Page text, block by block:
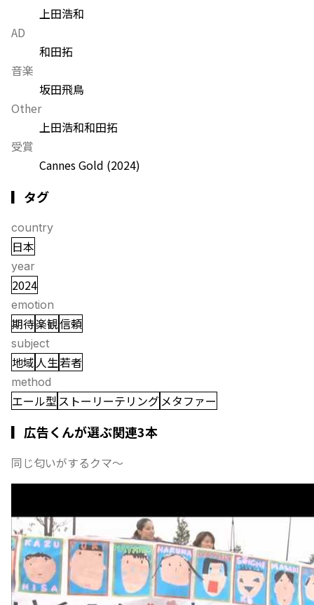
上田浩和
AD
和田拓
音楽
坂田飛鳥
Other
上田浩和和田拓
受賞
Cannes Gold (2024)
▎タグ
country
日本
year
2024
emotion
期待楽観信頼
subject
地域人生若者
method
エール型ストーリーテリングメタファー
▎広告くんが選ぶ関連3本
同じ匂いがするクマ〜